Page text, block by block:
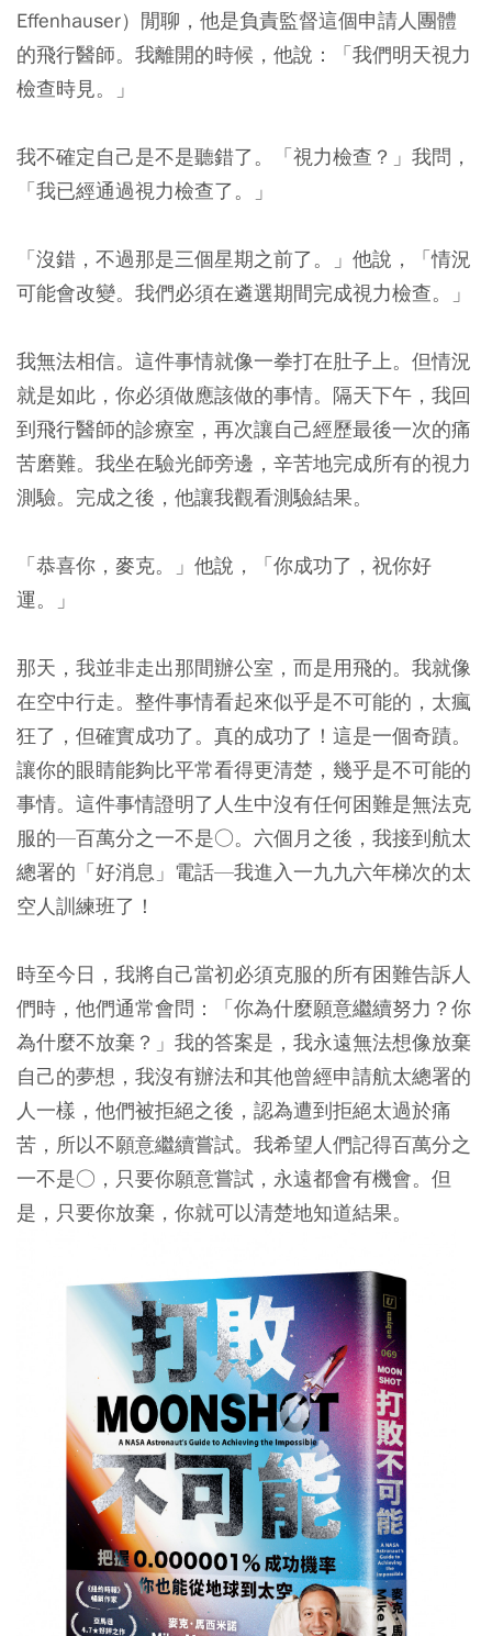
Effenhauser）閒聊，他是負責監督這個申請人團體
的飛行醫師。我離開的時候，他說：「我們明天視力
檢查時見。」
我不確定自己是不是聽錯了。「視力檢查？」我問，
「我已經通過視力檢查了。」
「沒錯，不過那是三個星期之前了。」他說，「情況
可能會改變。我們必須在遴選期間完成視力檢查。」
我無法相信。這件事情就像一拳打在肚子上。但情況
就是如此，你必須做應該做的事情。隔天下午，我回
到飛行醫師的診療室，再次讓自己經歷最後一次的痛
苦磨難。我坐在驗光師旁邊，辛苦地完成所有的視力
測驗。完成之後，他讓我觀看測驗結果。
「恭喜你，麥克。」他說，「你成功了，祝你好
運。」
那天，我並非走出那間辦公室，而是用飛的。我就像
在空中行走。整件事情看起來似乎是不可能的，太瘋
狂了，但確實成功了。真的成功了！這是一個奇蹟。
讓你的眼睛能夠比平常看得更清楚，幾乎是不可能的
事情。這件事情證明了人生中沒有任何困難是無法克
服的—百萬分之一不是○。六個月之後，我接到航太
總署的「好消息」電話—我進入一九九六年梯次的太
空人訓練班了！
時至今日，我將自己當初必須克服的所有困難告訴人
們時，他們通常會問：「你為什麼願意繼續努力？你
為什麼不放棄？」我的答案是，我永遠無法想像放棄
自己的夢想，我沒有辦法和其他曾經申請航太總署的
人一樣，他們被拒絕之後，認為遭到拒絕太過於痛
苦，所以不願意繼續嘗試。我希望人們記得百萬分之
一不是○，只要你願意嘗試，永遠都會有機會。但
是，只要你放棄，你就可以清楚地知道結果。